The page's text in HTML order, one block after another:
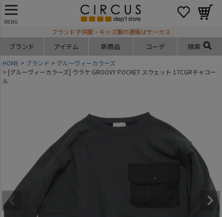
MENU
ブランド子供服・キッズ服の通販はサーカス
ブランド アイテム 新商品 コーデ 検索
HOME ブランド
グルーヴィーカラーズ
[グルーヴィーカラーズ] ウラケ GROOVY POCKET スウェット 17CGRチャコー
ル